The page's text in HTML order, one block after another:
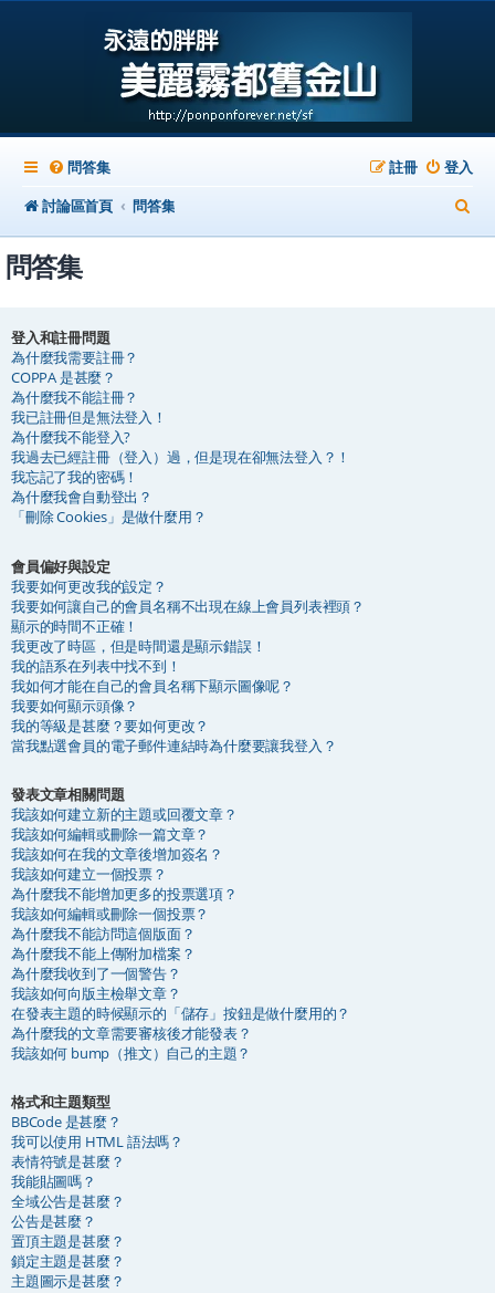
問答集 登入
註冊
討論區首頁
問答集
尋
問答集
登入和註冊問題
為什麼我需要註冊？
COPPA 是甚麼？
為什麼我不能註冊？
我已註冊但是無法登入！
為什麼我不能登入?
我過去已經註冊（登入）過，但是現在卻無法登入？！
我忘記了我的密碼！
為什麼我會自動登出？
「刪除 Cookies」是做什麼用？
會員偏好與設定
我要如何更改我的設定？
我要如何讓自己的會員名稱不出現在線上會員列表裡頭？
顯示的時間不正確！
我更改了時區，但是時間還是顯示錯誤！
我的語系在列表中找不到！
我如何才能在自己的會員名稱下顯示圖像呢？
我要如何顯示頭像？
我的等級是甚麼？要如何更改？
當我點選會員的電子郵件連結時為什麼要讓我登入？
發表文章相關問題
我該如何建立新的主題或回覆文章？
我該如何編輯或刪除一篇文章？
我該如何在我的文章後增加簽名？
我該如何建立一個投票？
為什麼我不能增加更多的投票選項？
我該如何編輯或刪除一個投票？
為什麼我不能訪問這個版面？
為什麼我不能上傳附加檔案？
為什麼我收到了一個警告？
我該如何向版主檢舉文章？
在發表主題的時候顯示的「儲存」按鈕是做什麼用的？
為什麼我的文章需要審核後才能發表？
我該如何 bump（推文）自己的主題？
格式和主題類型
BBCode 是甚麼？
我可以使用 HTML 語法嗎？
表情符號是甚麼？
我能貼圖嗎？
全域公告是甚麼？
公告是甚麼？
置頂主題是甚麼？
鎖定主題是甚麼？
主題圖示是甚麼？